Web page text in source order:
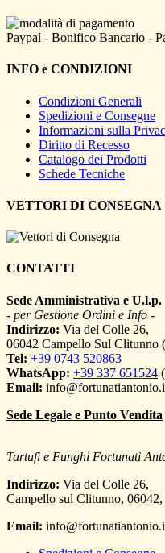
Paypal - Bonifico Bancario -
INFO e CONDIZIONI
Condizioni Generali
Spedizioni e Consegne
Informazioni sulla
Diritto di Recesso
Catalogo dei Prodotti
Schede Tecniche
VETTORI DI CONSEGNA
CONTATTI
Sede Amministrativa e U.l.p.
- per Gestione Ordini e Info -
Indirizzo: Via del Colle 26,
06042 Campello Sul Clitunno
Tel: +39 0743 520863
WhatsApp: +39 337 651524
Email:
Sede Legale e Punto Vendita
Tartufi e Funghi Fortunati
Indirizzo: Via del Colle 26,
Campello sul Clitunno, 06042,
Email: